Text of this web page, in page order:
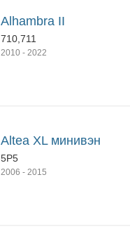
Alhambra II
710,711
2010 - 2022
Altea XL минивэн
5P5
2006 - 2015